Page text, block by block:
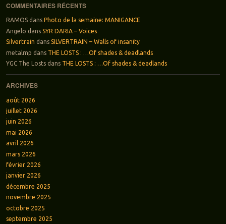
COMMENTAIRES RÉCENTS
RAMOSdans Photo de la semaine: MANIGANCE
Angelo dans SYR DARIA – Voices
Silvertrain dans SILVERTRAIN – Walls of insanity
metalmp dans THE LOSTS : …Of shades & deadlands
YGC The Lostsdans THE LOSTS : …Of shades & deadlands
ARCHIVES
août 2026
juillet 2026
juin 2026
mai 2026
avril 2026
mars 2026
février 2026
janvier 2026
décembre 2025
novembre 2025
octobre 2025
septembre 2025